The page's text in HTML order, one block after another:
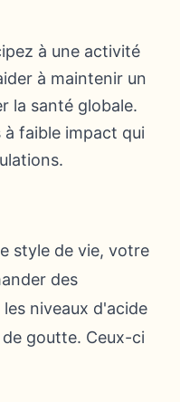
à une activité
à maintenir un
la santé globale.
à faible impact qui
style de vie, votre
des
niveaux d'acide
goutte. Ceux-ci